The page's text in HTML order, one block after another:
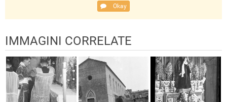
Okay
IMMAGINI CORRELATE